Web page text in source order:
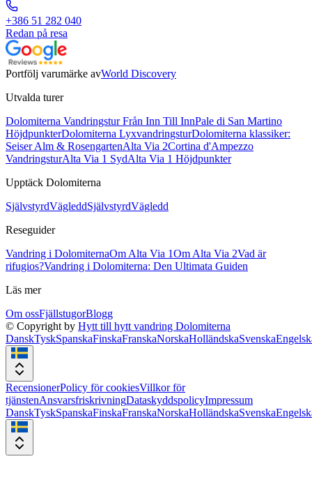
+386 51 282 040
Redan på resa
Portfölj varumärke avWorld Discovery
Utvalda turer
Dolomiterna Vandringstur Från Inn Till InnPale di San Martino
HöjdpunkterDolomiterna LyxvandringsturDolomiterna klassiker:
Seiser Alm & RosengartenAlta Via 2Cortina d'Ampezzo
VandringsturAlta Via 1 SydAlta Via 1 Höjdpunkter
Upptäck Dolomiterna
SjälvstyrdVägleddSjälvstyrdVägledd
Reseguider
Vandring i DolomiternaOm Alta Via 1Om Alta Via 2Vad är
rifugios?Vandring i Dolomiterna: Den Ultimata Guiden
Läs mer
Om ossFjällstugorBlogg
© Copyright by Hytt till hytt vandring Dolomiterna
DanskTyskSpanskaFinskaFranskaNorskaHolländskaSvenska
RecensionerPolicy för cookiesVillkor för
tjänstenAnsvarsfriskrivningDataskyddspolicyImpressum
DanskTyskSpanskaFinskaFranskaNorskaHolländskaSvenska